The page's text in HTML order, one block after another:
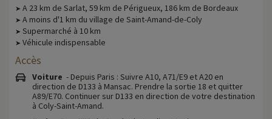
Chez Familytrip nous découvrons chaque année de nouvelles
activités famille à proximité de nos hébergements : zoo, aquarium...Si
nous avons déjà négocié des activités, elles sont réservables avec
remise directement en ligne après avoir choisi votre logement et
Plus d'informations
• Animaux de compagnie acceptés, en supplément
➤ A 23 km de Sarlat, 59 km de Périgueux, 186 km de Bordeaux
➤ A moins d'1 km du village de Saint-Amand-de-Coly
➤ Supermarché à 10 km
➤ Véhicule indispensable
Accès
Voiture - Depuis Paris : Suivre A10, A71/E9 et A20 en
direction de D133 à Mansac. Prendre la sortie 18 et quitter
A89/E70. Continuer sur D133 en direction de votre destination
à Coly-Saint-Amand.